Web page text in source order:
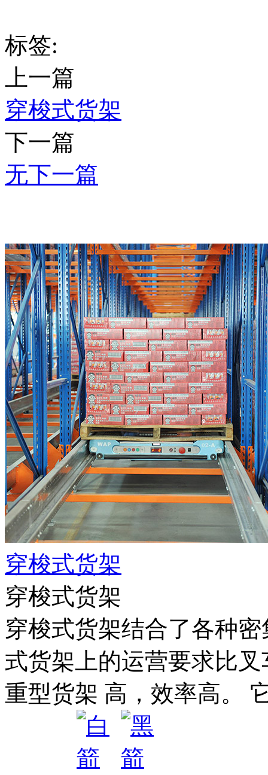
标签:
上一篇
穿梭式货架
下一篇
无下一篇
穿梭式货架
穿梭式货架
穿梭式货架结合了各种
式货架上的运营要求比
重型货架 高，效率高。